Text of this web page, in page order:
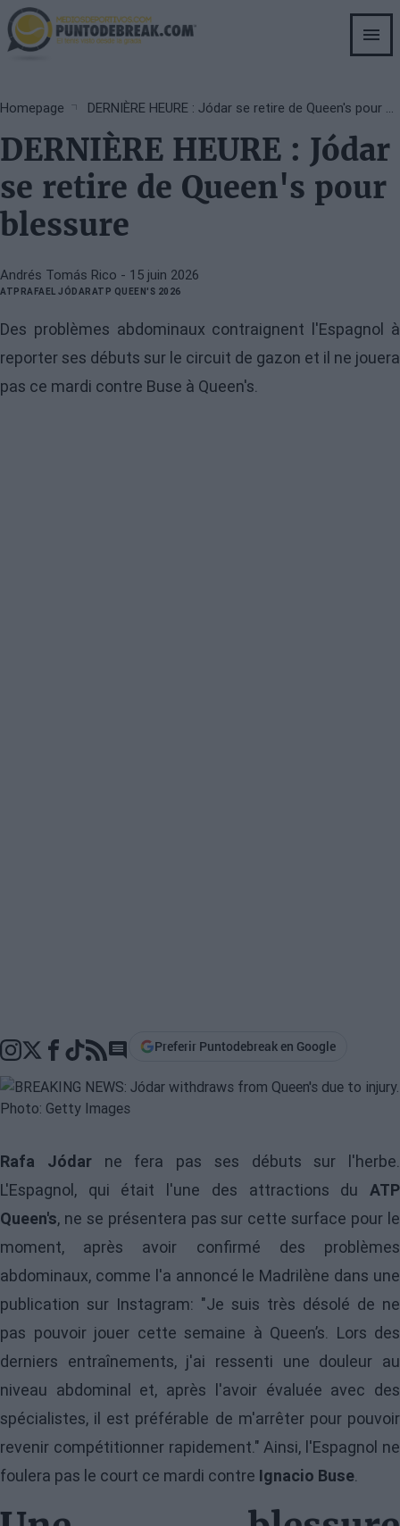
Skip
to
main
Breadcrumb
Homepage
DERNIÈRE HEURE : Jódar
se retire de Queen's pour
blessure
Andrés Tomás Rico - 15 juin 2026
ATP RAFAEL JÓDARATP QUEEN'S 2026
Des problèmes abdominaux contraignent l'Espagnol à
reporter ses débuts sur le circuit de gazon et il ne jouera
pas ce mardi contre Buse à Queen's.
Go to comments section
Preferir Puntodebreak en Google
Rafa Jódarne fera pas ses débuts sur l'herbe.
L'Espagnol, qui était l'une des attractions du ATP
Queen's, ne se présentera pas sur cette surface pour le
moment, après avoir confirmé des problèmes
abdominaux, comme l'a annoncé le Madrilène dans une
publication sur Instagram: "Je suis très désolé de ne
pas pouvoir jouer cette semaine à Queen’s. Lors des
derniers entraînements, j'ai ressenti une douleur au
niveau abdominal et, après l'avoir évaluée avec des
spécialistes, il est préférable de m'arrêter pour pouvoir
revenir compétitionner rapidement." Ainsi, l'Espagnol ne
foulera pas le court ce mardi contre Ignacio Buse.